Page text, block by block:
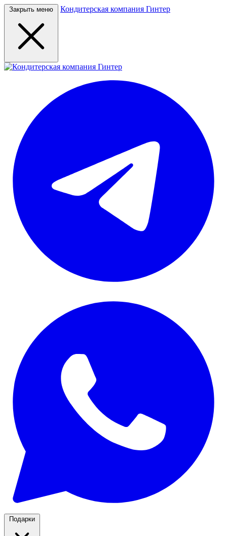
Закрыть меню Кондитерская компания Гинтер
Подарки